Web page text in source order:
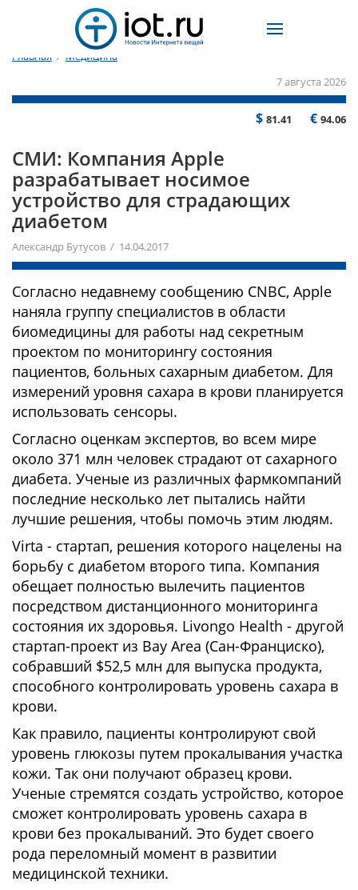
Главная / Медицина
7 августа 2026
$ 81.41 € 94.06
СМИ: Компания Apple
разрабатывает носимое
устройство для страдающих
диабетом
Александр Бутусов / 14.04.2017
Согласно недавнему сообщению CNBC, Apple
наняла группу специалистов в области
биомедицины для работы над секретным
проектом по мониторингу состояния
пациентов, больных сахарным диабетом. Для
измерений уровня сахара в крови планируется
использовать сенсоры.
Согласно оценкам экспертов, во всем мире
около 371 млн человек страдают от сахарного
диабета. Ученые из различных фармкомпаний
последние несколько лет пытались найти
лучшие решения, чтобы помочь этим людям.
Virta - стартап, решения которого нацелены на
борьбу с диабетом второго типа. Компания
обещает полностью вылечить пациентов
посредством дистанционного мониторинга
состояния их здоровья. Livongo Health - другой
стартап-проект из Bay Area (Сан-Франциско),
собравший $52,5 млн для выпуска продукта,
способного контролировать уровень сахара в
крови.
Как правило, пациенты контролируют свой
уровень глюкозы путем прокалывания участка
кожи. Так они получают образец крови.
Ученые стремятся создать устройство, которое
сможет контролировать уровень сахара в
крови без прокалываний. Это будет своего
рода переломный момент в развитии
медицинской техники.